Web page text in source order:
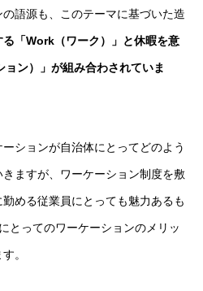
語源も、このテーマに基づいた造
「Work（ワーク）」と休暇を意
ン）」が組み合わされていま
ションが自治体にとってどのよう
ますが、ワーケーション制度を敷
める従業員にとっても魅力あるも
とってのワーケーションのメリッ
。